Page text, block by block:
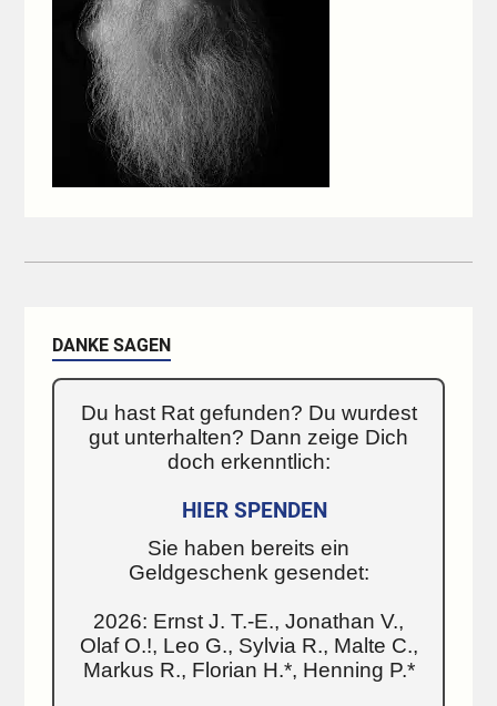
DANKE SAGEN
Du hast Rat gefunden? Du wurdest
gut unterhalten? Dann zeige Dich
doch erkenntlich:
HIER SPENDEN
Sie haben bereits ein
Geldgeschenk gesendet:
2026: Ernst J. T.-E., Jonathan V.,
Olaf O.!, Leo G., Sylvia R., Malte C.,
Markus R., Florian H.*, Henning P.*